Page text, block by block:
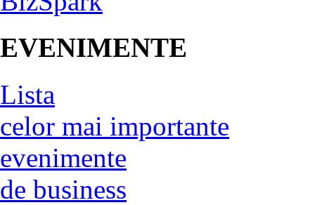
EVENIMENTE
Lista
celor mai importante
evenimente
de business